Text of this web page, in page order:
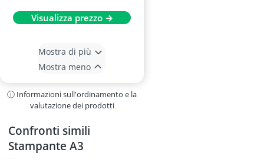
Visualizza prezzo →
Mostra di più
Mostra meno
ⓘ Informazioni sull'ordinamento e la
valutazione dei prodotti
Confronti simili
Stampante A3